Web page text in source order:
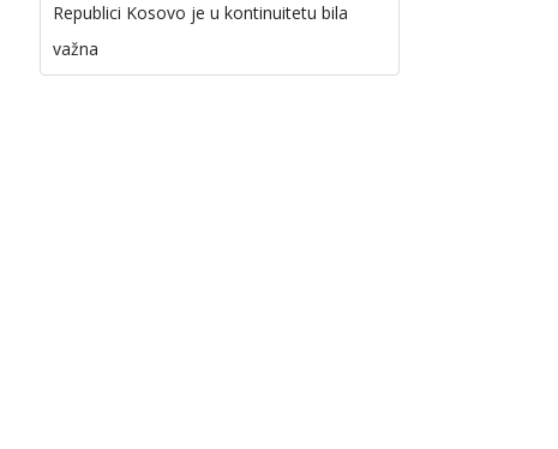
Republici Kosovo je u kontinuitetu bila
važna